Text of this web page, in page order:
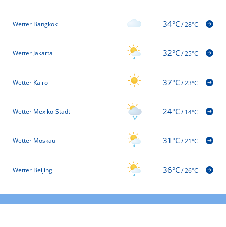
Wetter Bangkok 34°C/28°C
Wetter Jakarta 32°C/25°C
Wetter Kairo 37°C/23°C
Wetter Mexiko-Stadt 24°C/14°C
Wetter Moskau 31°C/21°C
Wetter Beijing 36°C/26°C